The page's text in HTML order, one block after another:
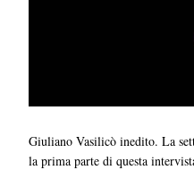
Giuliano Vasilicò inedito. La
la prima parte di questa